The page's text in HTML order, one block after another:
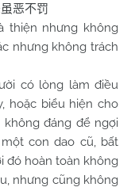
恶不罚
thiện nhưng không
nhưng không trách
có lòng làm điều
hoặc biểu hiện cho
đáng để ngợi
con dao cũ, bất
đó hoàn toàn không
nhưng cũng không